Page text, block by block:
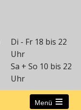
Di - Fr 18 bis 22
Uhr
Sa + So 10 bis 22
Uhr
Menü